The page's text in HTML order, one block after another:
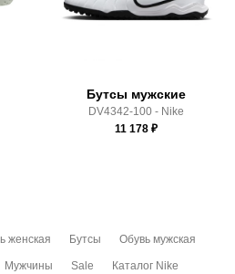
ознакомиться с
Бутсы мужские
DV4342-100 - Nike
11 178 ₽
женская Бутсы Обувь мужская
Мужчины Sale Каталог Nike